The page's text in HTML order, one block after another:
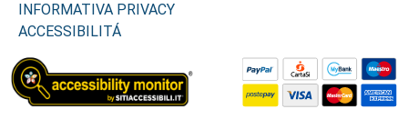
INFORMATIVA PRIVACY
ACCESSIBILITÁ